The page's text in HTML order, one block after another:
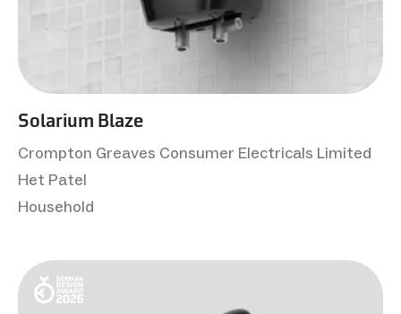
Solarium Blaze
Crompton Greaves Consumer Electricals Limited
Het Patel
Household